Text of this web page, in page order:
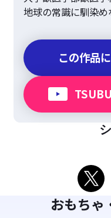
地球の常識に馴染
この作品
おもちゃ